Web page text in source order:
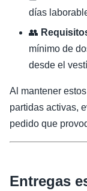
días
👥
mínimo de
desde el
Al mantener
partidas activas,
pedido que
Entregas